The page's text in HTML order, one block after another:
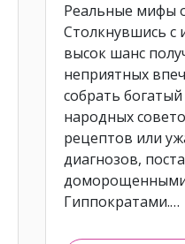
Реальные мифы
Столкнувшись с
высок шанс
неприятных
собрать
народных
рецептов или
диагнозов,
Гиппократами.…